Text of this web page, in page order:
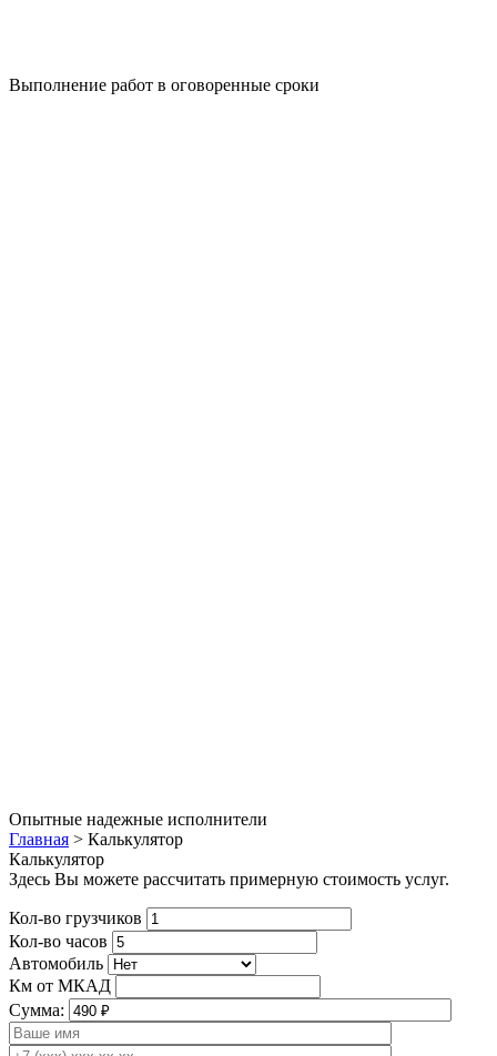
Выполнение работ в оговоренные сроки
Опытные надежные исполнители
Главная > Калькулятор
Калькулятор
Здесь Вы можете рассчитать примерную стоимость услуг.
Кол-во грузчиков
Кол-во часов
Автомобиль
Км от МКАД
Сумма: